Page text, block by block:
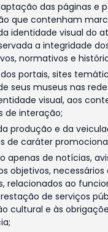
das páginas e
que contenham
identidade visual do
a integridade
normativos e
portais, sites
seus museus nas
visual, aos
de interação;
produção e da
de caráter
apenas de notícias,
objetivos,
relacionados ao
de serviços
cultural e às